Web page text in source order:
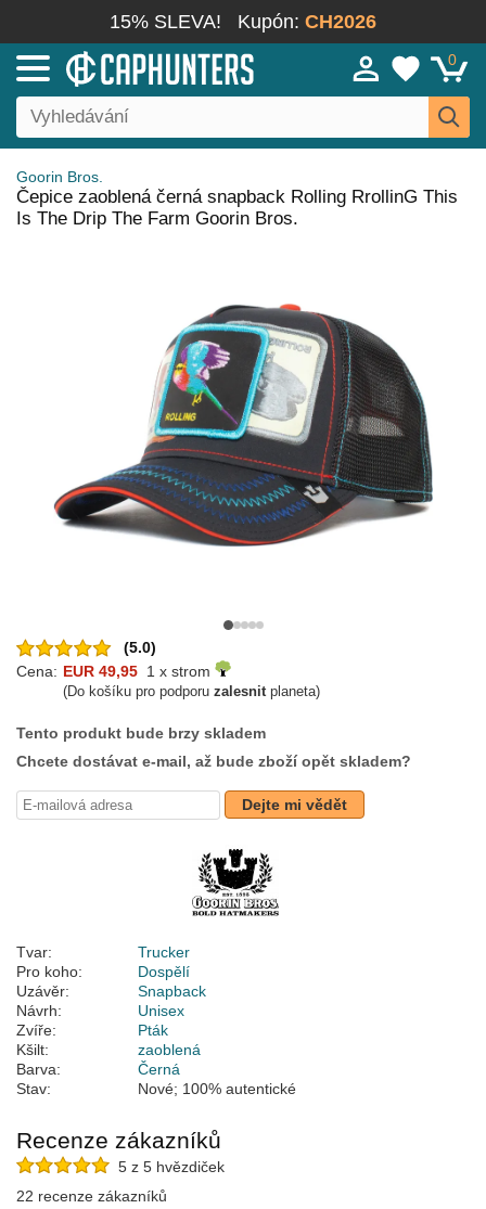
15% SLEVA! Kupón: CH2026
0
Goorin Bros.
Čepice zaoblená černá snapback Rolling RrollinG This
Is The Drip The Farm Goorin Bros.
(5.0)
Cena: EUR 49,95 1 x strom
(Do košíku pro podporu zalesnitplaneta)
Tento produkt bude brzy skladem
Chcete dostávat e-mail, až bude zboží opět skladem?
Dejte mi vědět
Tvar:
Trucker
Pro koho:
Dospělí
Uzávěr:
Snapback
Návrh:
Unisex
Zvíře:
Pták
Kšilt:
zaoblená
Barva:
Černá
Stav:
Nové; 100% autentické
Recenze zákazníků
5 z 5 hvězdiček
22 recenze zákazníků